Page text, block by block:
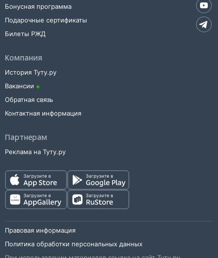
Бонусная программа
Подарочные сертификаты
Билеты РЖД
Компания
История Туту.ру
Вакансии
Обратная связь
Контактная информация
Партнерам
Реклама на Туту.ру
Правовая информация
Политика обработки персональных данных